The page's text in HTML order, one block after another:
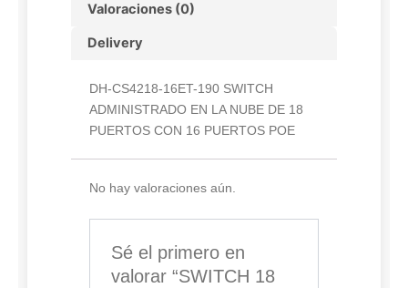
Valoraciones (0)
Delivery
DH-CS4218-16ET-190 SWITCH
ADMINISTRADO EN LA NUBE DE 18
PUERTOS CON 16 PUERTOS POE
No hay valoraciones aún.
Sé el primero en
valorar “SWITCH 18